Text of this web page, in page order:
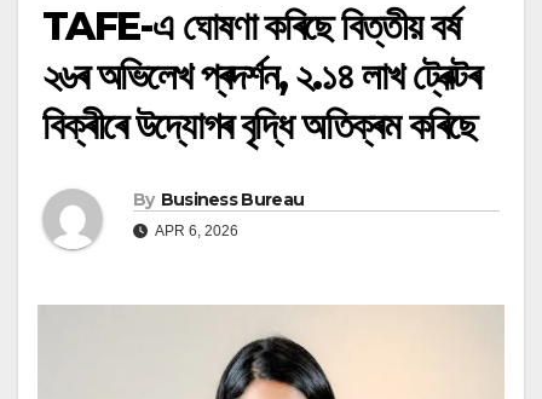
TAFE-এ ঘোষণা কৰিছে বিত্তীয় বৰ্ষ
২৬ৰ অভিলেখ প্ৰদৰ্শন, ২.১৪ লাখ ট্ৰেক্টৰ
বিক্ৰীৰে উদ্যোগৰ বৃদ্ধি অতিক্ৰম কৰিছে
By Business Bureau
APR 6, 2026